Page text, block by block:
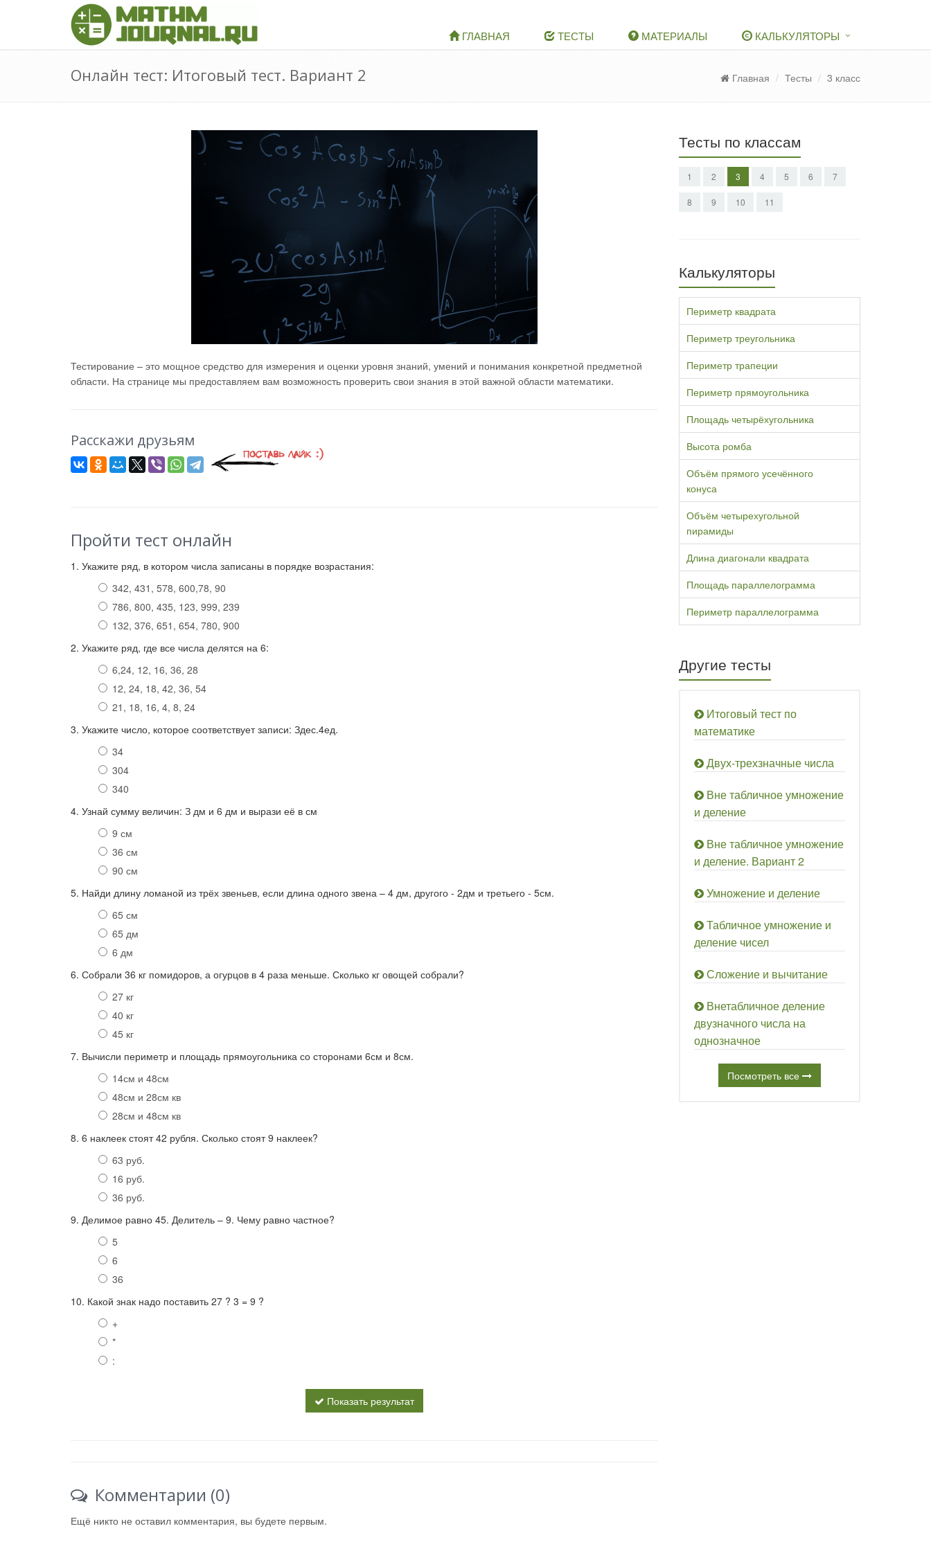
ГЛАВНАЯ ТЕСТЫ МАТЕРИАЛЫ КАЛЬКУЛЯТОРЫ
Онлайн тест: Итоговый тест. Вариант 2 Главная Тесты 3 класс
Тестирование – это мощное средство для измерения и оценки уровня знаний, умений и понимания конкретной предметной
области. На странице мы предоставляем вам возможность проверить свои знания в этой важной области математики.
Расскажи друзьям
Пройти тест онлайн
1. Укажите ряд, в котором числа записаны в порядке возрастания:
342, 431, 578, 600,78, 90
786, 800, 435, 123, 999, 239
132, 376, 651, 654, 780, 900
2. Укажите ряд, где все числа делятся на 6:
6,24, 12, 16, 36, 28
12, 24, 18, 42, 36, 54
21, 18, 16, 4, 8, 24
3. Укажите число, которое соответствует записи: Здес.4ед.
34
304
340
4. Узнай сумму величин: З дм и 6 дм и вырази её в см
9 см
36 см
90 см
5. Найди длину ломаной из трёх звеньев, если длина одного звена – 4 дм, другого - 2дм и третьего - 5см.
65 см
65 дм
6 дм
6. Собрали 36 кг помидоров, а огурцов в 4 раза меньше. Сколько кг овощей собрали?
27 кг
40 кг
45 кг
7. Вычисли периметр и площадь прямоугольника со сторонами 6см и 8см.
14см и 48см
48см и 28см кв
28см и 48см кв
8. 6 наклеек стоят 42 рубля. Сколько стоят 9 наклеек?
63 руб.
16 руб.
36 руб.
9. Делимое равно 45. Делитель – 9. Чему равно частное?
5
6
36
10. Какой знак надо поставить 27 ? 3 = 9 ?
+
*
:
Показать результат
Комментарии (0)
Ещё никто не оставил комментария, вы будете первым.
Тесты по классам
1 2 3 4 5 6 7
8 9 10 11
Калькуляторы
Периметр квадрата
Периметр треугольника
Периметр трапеции
Периметр прямоугольника
Площадь четырёхугольника
Высота ромба
Объём прямого усечённого
конуса
Объём четырехугольной
пирамиды
Длина диагонали квадрата
Площадь параллелограмма
Периметр параллелограмма
Другие тесты
Итоговый тест по
математике
Двух-трехзначные числа
Вне табличное умножение
и деление
Вне табличное умножение
и деление. Вариант 2
Умножение и деление
Табличное умножение и
деление чисел
Сложение и вычитание
Внетабличное деление
двузначного числа на
однозначное
Посмотреть все